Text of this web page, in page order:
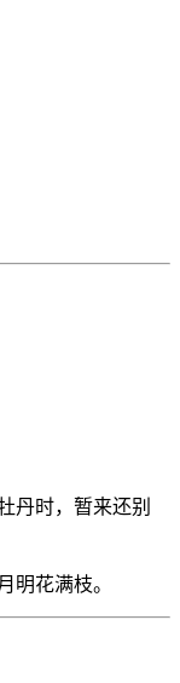
丹时，暂来还别
明花满枝。